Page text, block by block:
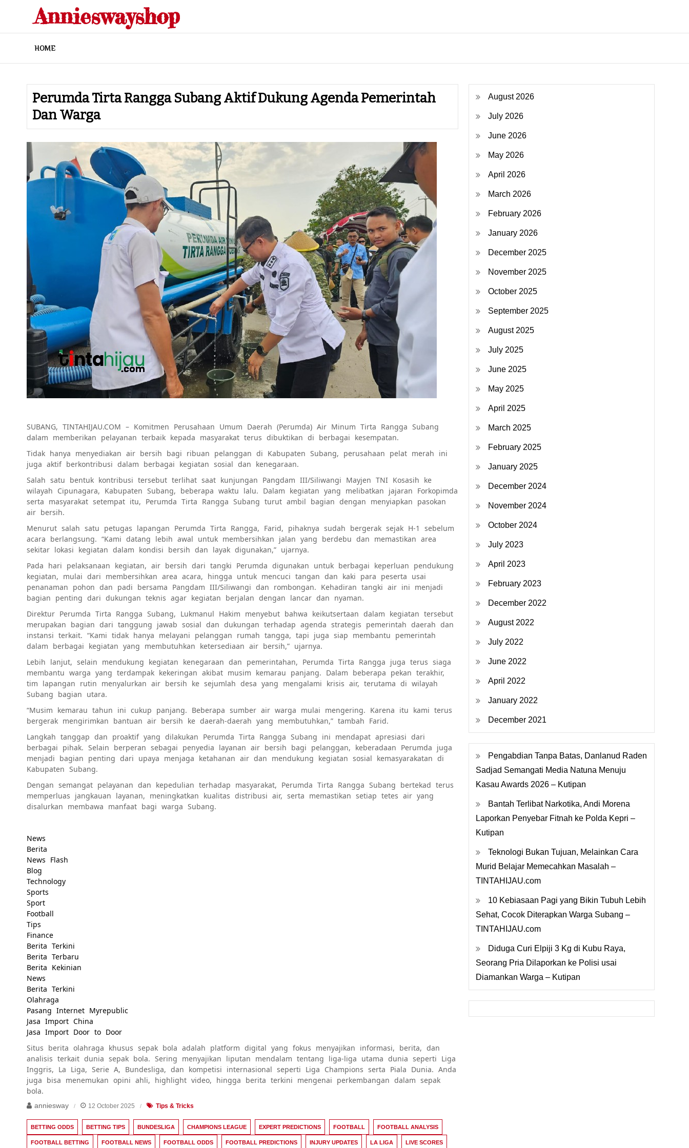
content
Annieswayshop
HOME
Perumda Tirta Rangga Subang Aktif Dukung Agenda Pemerintah
Dan Warga
SUBANG, TINTAHIJAU.COM – Komitmen Perusahaan Umum Daerah (Perumda) Air Minum Tirta Rangga Subang
dalam memberikan pelayanan terbaik kepada masyarakat terus dibuktikan di berbagai kesempatan.
Tidak hanya menyediakan air bersih bagi ribuan pelanggan di Kabupaten Subang, perusahaan pelat merah ini
juga aktif berkontribusi dalam berbagai kegiatan sosial dan kenegaraan.
Salah satu bentuk kontribusi tersebut terlihat saat kunjungan Pangdam III/Siliwangi Mayjen TNI Kosasih ke
wilayah Cipunagara, Kabupaten Subang, beberapa waktu lalu. Dalam kegiatan yang melibatkan jajaran Forkopimda
serta masyarakat setempat itu, Perumda Tirta Rangga Subang turut ambil bagian dengan menyiapkan pasokan
air bersih.
Menurut salah satu petugas lapangan Perumda Tirta Rangga, Farid, pihaknya sudah bergerak sejak H-1 sebelum
acara berlangsung. “Kami datang lebih awal untuk membersihkan jalan yang berdebu dan memastikan area
sekitar lokasi kegiatan dalam kondisi bersih dan layak digunakan,” ujarnya.
Pada hari pelaksanaan kegiatan, air bersih dari tangki Perumda digunakan untuk berbagai keperluan pendukung
kegiatan, mulai dari membersihkan area acara, hingga untuk mencuci tangan dan kaki para peserta usai
penanaman pohon dan padi bersama Pangdam III/Siliwangi dan rombongan. Kehadiran tangki air ini menjadi
bagian penting dari dukungan teknis agar kegiatan berjalan dengan lancar dan nyaman.
Direktur Perumda Tirta Rangga Subang, Lukmanul Hakim menyebut bahwa keikutsertaan dalam kegiatan tersebut
merupakan bagian dari tanggung jawab sosial dan dukungan terhadap agenda strategis pemerintah daerah dan
instansi terkait. “Kami tidak hanya melayani pelanggan rumah tangga, tapi juga siap membantu pemerintah
dalam berbagai kegiatan yang membutuhkan ketersediaan air bersih,” ujarnya.
Lebih lanjut, selain mendukung kegiatan kenegaraan dan pemerintahan, Perumda Tirta Rangga juga terus siaga
membantu warga yang terdampak kekeringan akibat musim kemarau panjang. Dalam beberapa pekan terakhir,
tim lapangan rutin menyalurkan air bersih ke sejumlah desa yang mengalami krisis air, terutama di wilayah
Subang bagian utara.
“Musim kemarau tahun ini cukup panjang. Beberapa sumber air warga mulai mengering. Karena itu kami terus
bergerak mengirimkan bantuan air bersih ke daerah-daerah yang membutuhkan,” tambah Farid.
Langkah tanggap dan proaktif yang dilakukan Perumda Tirta Rangga Subang ini mendapat apresiasi dari
berbagai pihak. Selain berperan sebagai penyedia layanan air bersih bagi pelanggan, keberadaan Perumda juga
menjadi bagian penting dari upaya menjaga ketahanan air dan mendukung kegiatan sosial kemasyarakatan di
Kabupaten Subang.
Dengan semangat pelayanan dan kepedulian terhadap masyarakat, Perumda Tirta Rangga Subang bertekad terus
memperluas jangkauan layanan, meningkatkan kualitas distribusi air, serta memastikan setiap tetes air yang
disalurkan membawa manfaat bagi warga Subang.
News
Berita
News Flash
Blog
Technology
Sports
Sport
Football
Tips
Finance
Berita Terkini
Berita Terbaru
Berita Kekinian
News
Berita Terkini
Olahraga
Pasang Internet Myrepublic
Jasa Import China
Jasa Import Door to Door
Situs berita olahraga khusus sepak bola adalah platform digital yang fokus menyajikan informasi, berita, dan
analisis terkait dunia sepak bola. Sering menyajikan liputan mendalam tentang liga-liga utama dunia seperti Liga
Inggris, La Liga, Serie A, Bundesliga, dan kompetisi internasional seperti Liga Champions serta Piala Dunia. Anda
juga bisa menemukan opini ahli, highlight video, hingga berita terkini mengenai perkembangan dalam sepak
bola.
anniesway 12 October 2025 Tips & Tricks
BETTING ODDS BETTING TIPS BUNDESLIGA CHAMPIONS LEAGUE EXPERT PREDICTIONS FOOTBALL FOOTBALL ANALYSIS
FOOTBALL BETTING FOOTBALL NEWS FOOTBALL ODDS FOOTBALL PREDICTIONS INJURY UPDATES LA LIGA LIVE SCORES
August 2026
July 2026
June 2026
May 2026
April 2026
March 2026
February 2026
January 2026
December 2025
November 2025
October 2025
September 2025
August 2025
July 2025
June 2025
May 2025
April 2025
March 2025
February 2025
January 2025
December 2024
November 2024
October 2024
July 2023
April 2023
February 2023
December 2022
August 2022
July 2022
June 2022
April 2022
January 2022
December 2021
Pengabdian Tanpa Batas, Danlanud Raden
Sadjad Semangati Media Natuna Menuju
Kasau Awards 2026 – Kutipan
Bantah Terlibat Narkotika, Andi Morena
Laporkan Penyebar Fitnah ke Polda Kepri –
Kutipan
Teknologi Bukan Tujuan, Melainkan Cara
Murid Belajar Memecahkan Masalah –
TINTAHIJAU.com
10 Kebiasaan Pagi yang Bikin Tubuh Lebih
Sehat, Cocok Diterapkan Warga Subang –
TINTAHIJAU.com
Diduga Curi Elpiji 3 Kg di Kubu Raya,
Seorang Pria Dilaporkan ke Polisi usai
Diamankan Warga – Kutipan